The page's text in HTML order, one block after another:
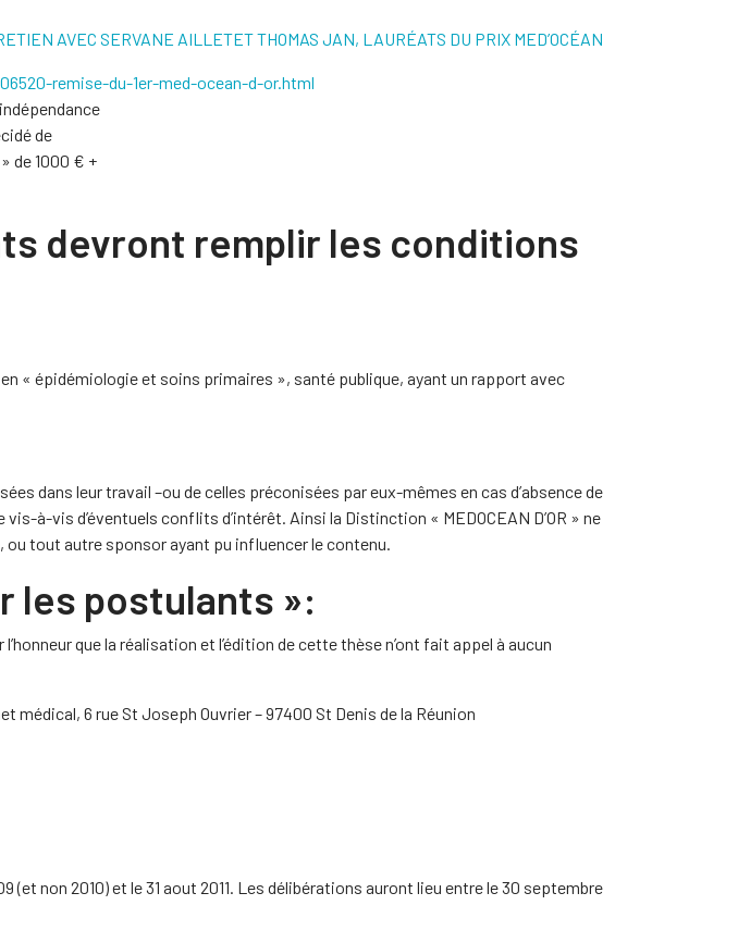
AVEC SERVANE AILLETET THOMAS JAN, LAURÉATS DU PRIX MED’OCÉAN
remise-du-1er-med-ocean-d-or.html
de
de 1000 € +
devront remplir les conditions
« épidémiologie et soins primaires », santé publique, ayant un rapport avec
dans leur travail –ou de celles préconisées par eux-mêmes en cas d’absence de
à-vis d’éventuels conflits d’intérêt. Ainsi la Distinction « MEDOCEAN D’OR » ne
ou tout autre sponsor ayant pu influencer le contenu.
les postulants »:
que la réalisation et l’édition de cette thèse n’ont fait appel à aucun
médical, 6 rue St Joseph Ouvrier – 97400 St Denis de la Réunion
(et non 2010) et le 31 aout 2011. Les délibérations auront lieu entre le 30 septembre